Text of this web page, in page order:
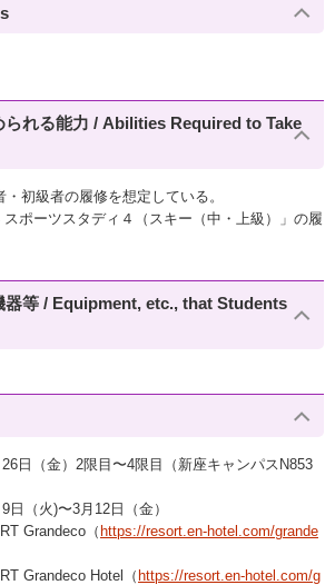
られる能力 / Abilities Required to Take
初級者の履修を想定している。
ポーツスタディ４（スキー（中・上級）」の履
器等 / Equipment, etc., that Students
26日（金）2限目〜4限目（新座キャンパスN853
日（火)〜3月12日（金）
Grandeco（https://resort.en-hotel.com/grande
Hotel（https://resort.en-hotel.com/g